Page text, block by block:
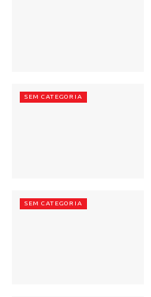
SEM CATEGORIA
SEM CATEGORIA